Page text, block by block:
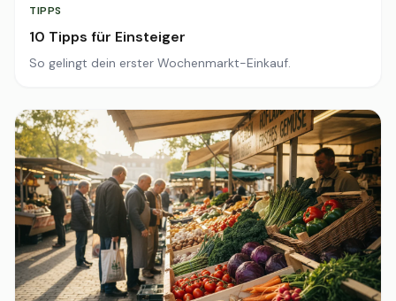
TIPPS
10 Tipps für Einsteiger
So gelingt dein erster Wochenmarkt-Einkauf.